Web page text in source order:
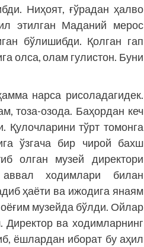
Ниҳоят, ғўрадан ҳалво
этилган Маданий мерос
бўлишибди. Қолган гап
олса, олам гулистон. Буни
нарса рисоладагидек.
тоза-озода. Баҳордан кеч
Қулочларини тўрт томонга
ўзгача бир чирой бахш
олган музей директори
ходимлари билан
ҳаёти ва ижодига янаям
музейда бўлди. Ойлар
ва ходимларнинг
ёшлардан иборат бу аҳил